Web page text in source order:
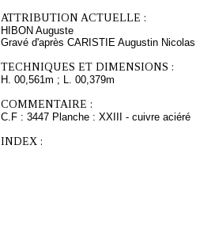
ATTRIBUTION ACTUELLE :
HIBON Auguste
Gravé d'après CARISTIE Augustin Nicolas
TECHNIQUES ET DIMENSIONS :
H. 00,561m ; L. 00,379m
COMMENTAIRE :
C.F : 3447 Planche : XXIII - cuivre aciéré
INDEX :